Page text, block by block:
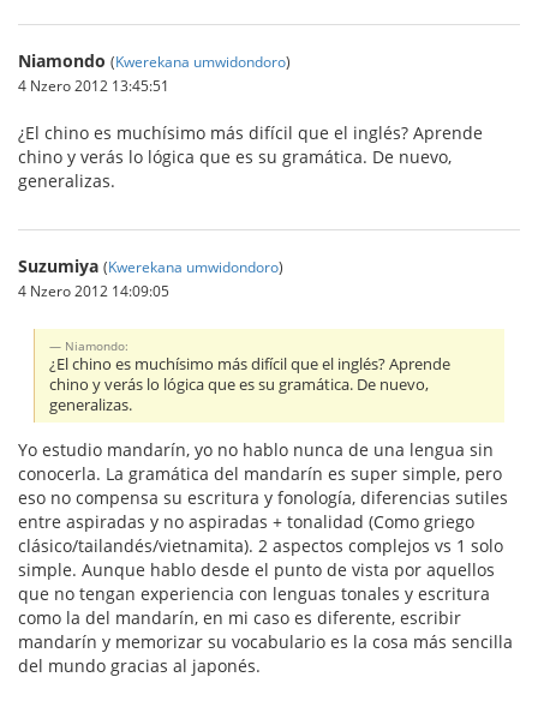
Niamondo (Kwerekana umwidondoro)
4 Nzero 2012 13:45:51
¿El chino es muchísimo más difícil que el inglés? Aprende
chino y verás lo lógica que es su gramática. De nuevo,
generalizas.
Suzumiya (Kwerekana umwidondoro)
4 Nzero 2012 14:09:05
Niamondo:
¿El chino es muchísimo más difícil que el inglés? Aprende
chino y verás lo lógica que es su gramática. De nuevo,
generalizas.
Yo estudio mandarín, yo no hablo nunca de una lengua sin
conocerla. La gramática del mandarín es super simple, pero
eso no compensa su escritura y fonología, diferencias sutiles
entre aspiradas y no aspiradas + tonalidad (Como griego
clásico/tailandés/vietnamita). 2 aspectos complejos vs 1 solo
simple. Aunque hablo desde el punto de vista por aquellos
que no tengan experiencia con lenguas tonales y escritura
como la del mandarín, en mi caso es diferente, escribir
mandarín y memorizar su vocabulario es la cosa más sencilla
del mundo gracias al japonés.